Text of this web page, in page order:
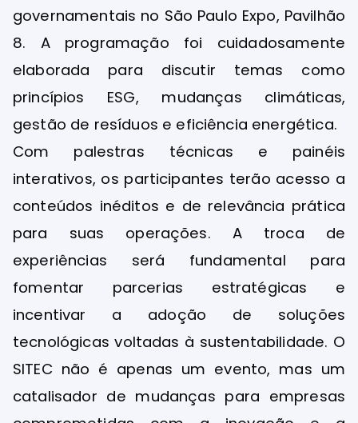
governamentais no São Paulo Expo, Pavilhão
8. A programação foi cuidadosamente
elaborada para discutir temas como
princípios ESG, mudanças climáticas,
gestão de resíduos e eficiência energética.
Com palestras técnicas e painéis
interativos, os participantes terão acesso a
conteúdos inéditos e de relevância prática
para suas operações. A troca de
experiências será fundamental para
fomentar parcerias estratégicas e
incentivar a adoção de soluções
tecnológicas voltadas à sustentabilidade. O
SITEC não é apenas um evento, mas um
catalisador de mudanças para empresas